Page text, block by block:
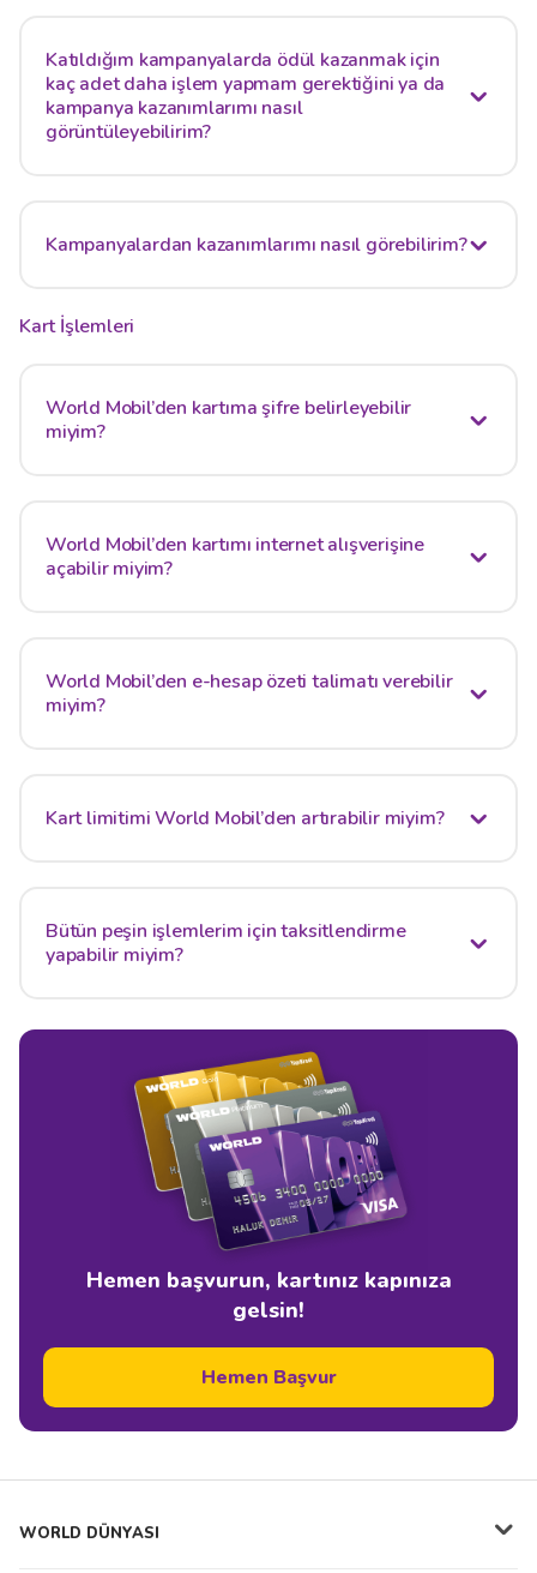
Katıldığım kampanyalarda ödül kazanmak için
kaç adet daha işlem yapmam gerektiğini ya da
kampanya kazanımlarımı nasıl
görüntüleyebilirim?
Kampanyalardan kazanımlarımı nasıl görebilirim?
Kart İşlemleri
World Mobil’den kartıma şifre belirleyebilir
miyim?
World Mobil’den kartımı internet alışverişine
açabilir miyim?
World Mobil’den e-hesap özeti talimatı verebilir
miyim?
Kart limitimi World Mobil’den artırabilir miyim?
Bütün peşin işlemlerim için taksitlendirme
yapabilir miyim?
Hemen başvurun, kartınız kapınıza
gelsin!
Hemen Başvur
WORLD DÜNYASI